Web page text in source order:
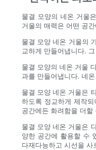
물결 모양의 네온 거울
거울의 매력은 어떤 공
물결 모양 네온 거울의
교하게 만들어냅니다.
물결 모양의 네온 거울
과를 만들어냅니다. 네
물결 모양 네온 거울은
하도록 정교하게 제작
공간에든 화려함을 더할
물결 모양 네온 거울은
양한 공간에 활용할 수
다재다능하고 시선을 사